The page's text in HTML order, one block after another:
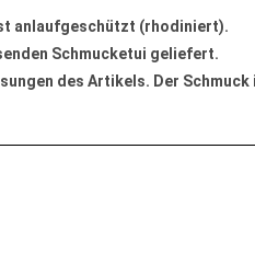
anlaufgeschützt (rhodiniert).
Schmucketui geliefert.
des Artikels. Der